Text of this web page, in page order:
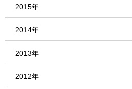
2015年
2014年
2013年
2012年